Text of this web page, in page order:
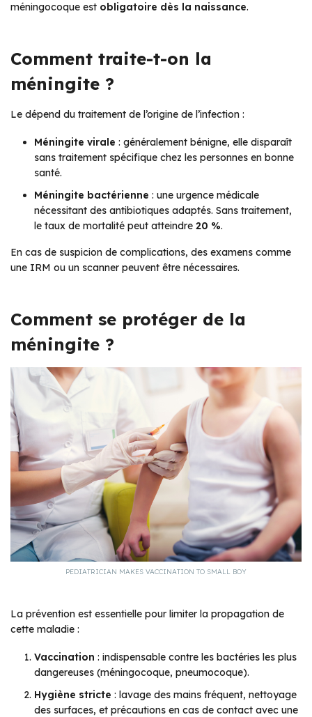
méningocoque est obligatoire dès la naissance.
Comment traite-t-on la
méningite ?
Le dépend du traitement de l’origine de l’infection :
Méningite virale : généralement bénigne, elle disparaît
sans traitement spécifique chez les personnes en bonne
santé.
Méningite bactérienne : une urgence médicale
nécessitant des antibiotiques adaptés. Sans traitement,
le taux de mortalité peut atteindre 20 %.
En cas de suspicion de complications, des examens comme
une IRM ou un scanner peuvent être nécessaires.
Comment se protéger de la
méningite ?
PEDIATRICIAN MAKES VACCINATION TO SMALL BOY
La prévention est essentielle pour limiter la propagation de
cette maladie :
Vaccination : indispensable contre les bactéries les plus
dangereuses (méningocoque, pneumocoque).
Hygiène stricte : lavage des mains fréquent, nettoyage
des surfaces, et précautions en cas de contact avec une